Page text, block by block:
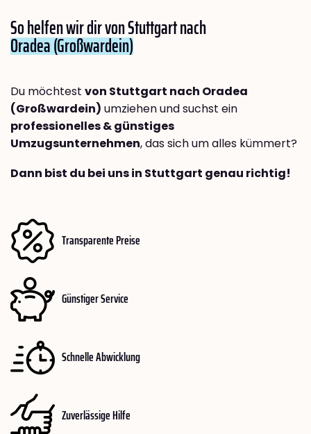
So helfen wir dir von Stuttgart nach
Oradea (Großwardein)
Du möchtest von Stuttgart nach Oradea
(Großwardein) umziehen und suchst ein
professionelles & günstiges
Umzugsunternehmen, das sich um alles kümmert?
Dann bist du bei uns in Stuttgart genau richtig!
Transparente Preise
Günstiger Service
Schnelle Abwicklung
Zuverlässige Hilfe